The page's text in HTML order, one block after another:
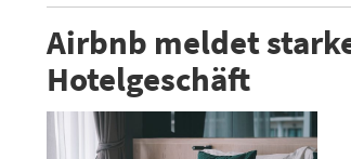
Airbnb meldet
Hotelgeschäft